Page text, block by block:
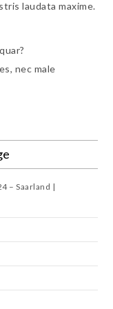
laudata maxime.
nec male
– Saarland |